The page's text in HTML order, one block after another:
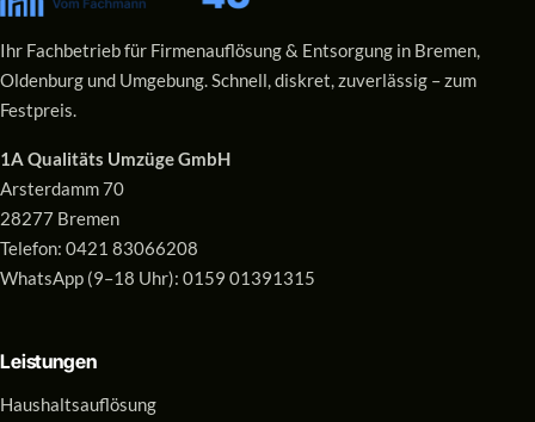
Ihr Fachbetrieb für Firmenauflösung & Entsorgung in Bremen,
Oldenburg und Umgebung. Schnell, diskret, zuverlässig – zum
Festpreis.
1A Qualitäts Umzüge GmbH
Arsterdamm 70
28277 Bremen
Telefon: 0421 83066208
WhatsApp (9–18 Uhr): 0159 01391315
Leistungen
Haushaltsauflösung